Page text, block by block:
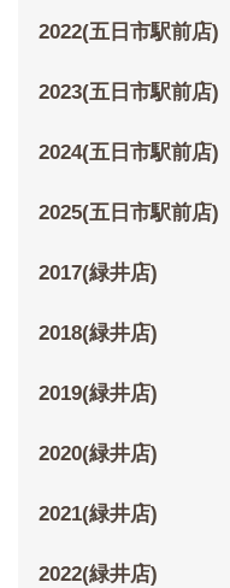
2022(五日市駅前店)
2023(五日市駅前店)
2024(五日市駅前店)
2025(五日市駅前店)
2017(緑井店)
2018(緑井店)
2019(緑井店)
2020(緑井店)
2021(緑井店)
2022(緑井店)